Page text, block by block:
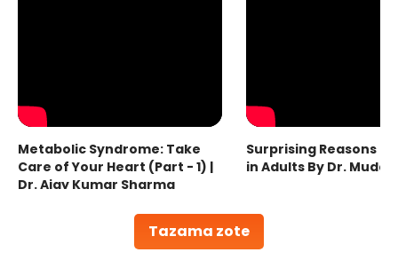
Tazama zote
Metabolic Syndrome: Take
Care of Your Heart (Part - 1) |
Dr. Ajay Kumar Sharma
Surprising Reasons
in Adults By Dr.